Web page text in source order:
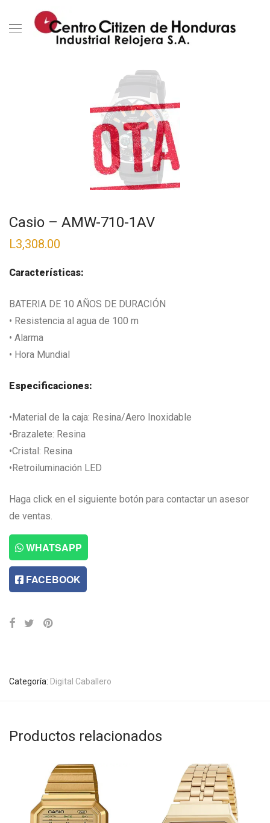
Casio – AMW-710-1AV
L3,308.00
Características:
BATERIA DE 10 AÑOS DE DURACIÓN
• Resistencia al agua de 100 m
• Alarma
• Hora Mundial
Especificaciones:
•Material de la caja: Resina/Aero Inoxidable
•Brazalete: Resina
•Cristal: Resina
•Retroiluminación LED
Haga click en el siguiente botón para contactar un asesor
de ventas.
WHATSAPP
FACEBOOK
Categoría: Digital Caballero
Productos relacionados